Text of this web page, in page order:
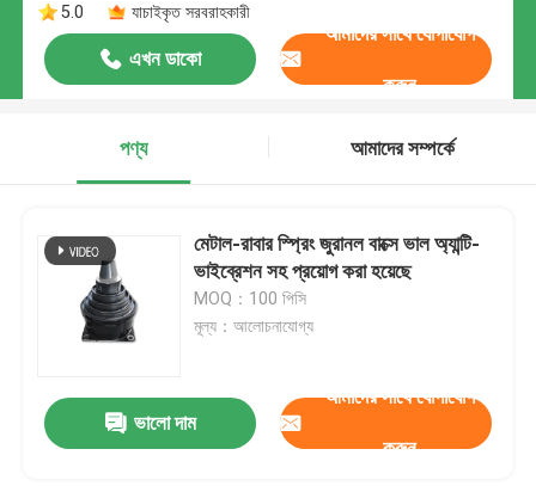
5.0
যাচাইকৃত সরবরাহকারী
এখন ডাকো
আমাদের সাথে যোগাযোগ
করুন
পণ্য আমাদের সম্পর্কে
মেটাল-রাবার স্প্রিং জুরানল বাক্সে ভাল অ্যান্টি-
ভাইব্রেশন সহ প্রয়োগ করা হয়েছে
MOQ：100 পিসি
মূল্য：আলোচনাযোগ্য
ভালো দাম
আমাদের সাথে যোগাযোগ
করুন